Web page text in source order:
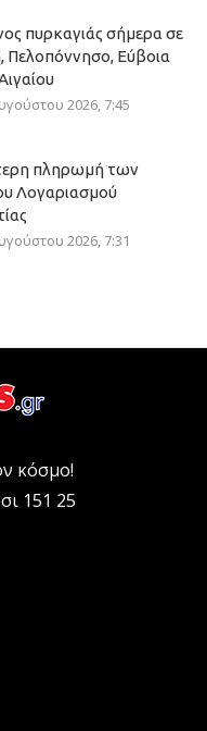
πυρκαγιάς σήμερα σε
Πελοπόννησο, Εύβοια
2026, 7:45
πληρωμή των
Λογαριασμού
2026, 7:31
κόσμο!
151 25